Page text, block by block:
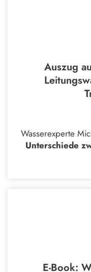
Auszug
Wasserexperte
Unterschiede
E-Book: